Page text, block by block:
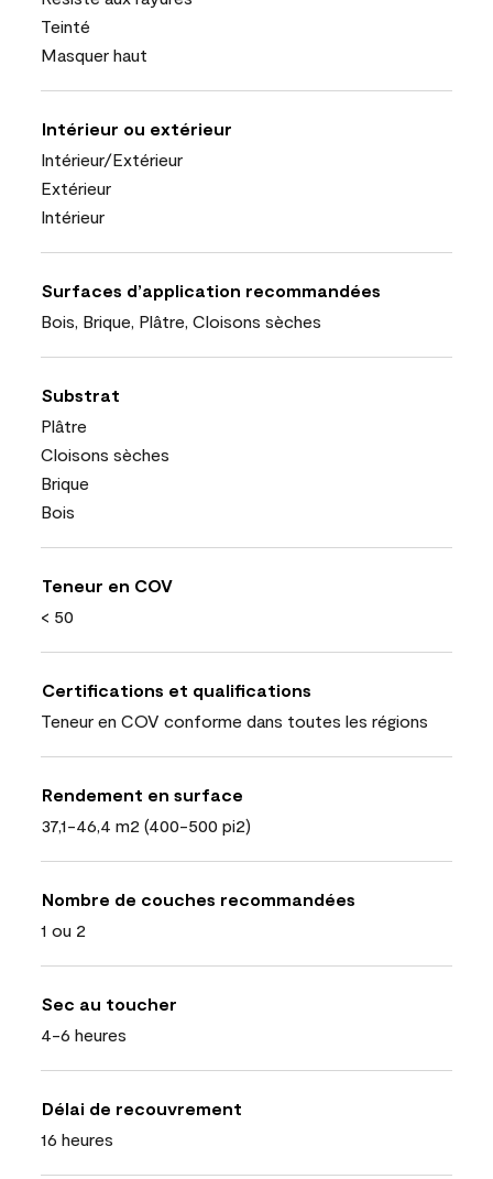
Teinté
Masquer haut
Intérieur ou extérieur
Intérieur/Extérieur
Extérieur
Intérieur
Surfaces d’application recommandées
Bois, Brique, Plâtre, Cloisons sèches
Substrat
Plâtre
Cloisons sèches
Brique
Bois
Teneur en COV
< 50
Certifications et qualifications
Teneur en COV conforme dans toutes les régions
Rendement en surface
37,1-46,4 m2 (400-500 pi2)
Nombre de couches recommandées
1 ou 2
Sec au toucher
4-6 heures
Délai de recouvrement
16 heures